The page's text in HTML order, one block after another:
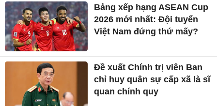
Bảng xếp hạng ASEAN Cup
2026 mới nhất: Đội tuyển
Việt Nam đứng thứ mấy?
Đề xuất Chính trị viên Ban
chỉ huy quân sự cấp xã là sĩ
quan chính quy